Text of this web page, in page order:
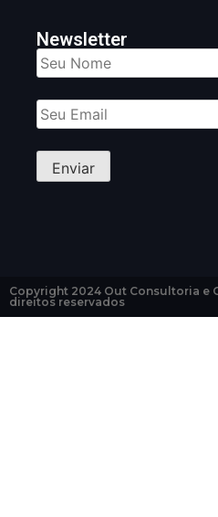
Newsletter
Copyright 2024 Out Consultoria e
direitos reservados